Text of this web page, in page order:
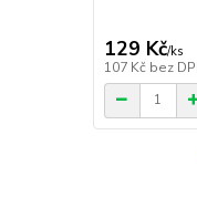
129 Kč/ks
107 Kč bez